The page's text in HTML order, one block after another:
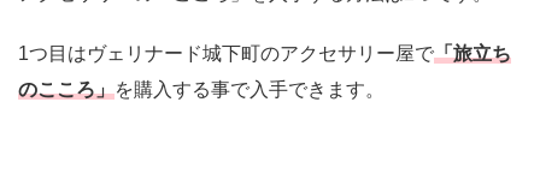
1つ目はヴェリナード城下町のアクセサリー屋で「旅立ち
のこころ」を購入する事で入手できます。